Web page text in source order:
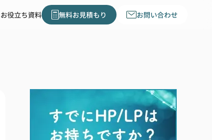
お役立ち資料 無料お見積もり お問い合わせ